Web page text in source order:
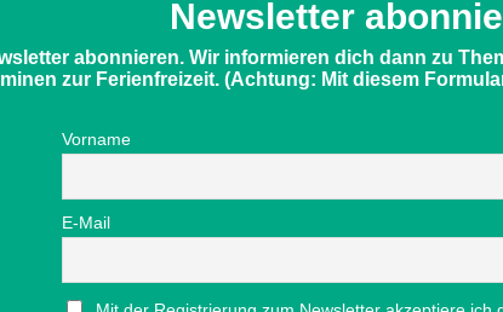
Newsletter
abonnieren. Wir informieren dich dann zu
zur Ferienfreizeit. (Achtung: Mit diesem
Vorname
E-Mail